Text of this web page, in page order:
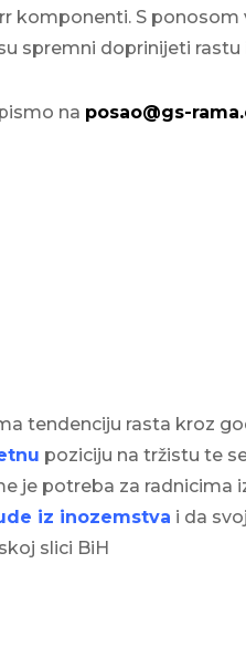
komponenti. S
spremni doprinijeti rastu
na posao@gs-
tendenciju rasta kroz
poziciju na tržistu te
je potreba za radnicima
iz inozemstva i da
slici BiH